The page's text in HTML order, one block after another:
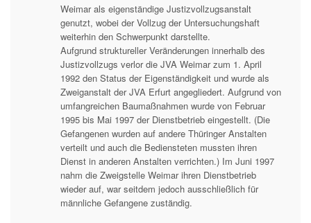
Weimar als eigenständige Justizvollzugsanstalt
genutzt, wobei der Vollzug der Untersuchungshaft
weiterhin den Schwerpunkt darstellte.
Aufgrund struktureller Veränderungen innerhalb des
Justizvollzugs verlor die JVA Weimar zum 1. April
1992 den Status der Eigenständigkeit und wurde als
Zweiganstalt der JVA Erfurt angegliedert. Aufgrund von
umfangreichen Baumaßnahmen wurde von Februar
1995 bis Mai 1997 der Dienstbetrieb eingestellt. (Die
Gefangenen wurden auf andere Thüringer Anstalten
verteilt und auch die Bediensteten mussten ihren
Dienst in anderen Anstalten verrichten.) Im Juni 1997
nahm die Zweigstelle Weimar ihren Dienstbetrieb
wieder auf, war seitdem jedoch ausschließlich für
männliche Gefangene zuständig.